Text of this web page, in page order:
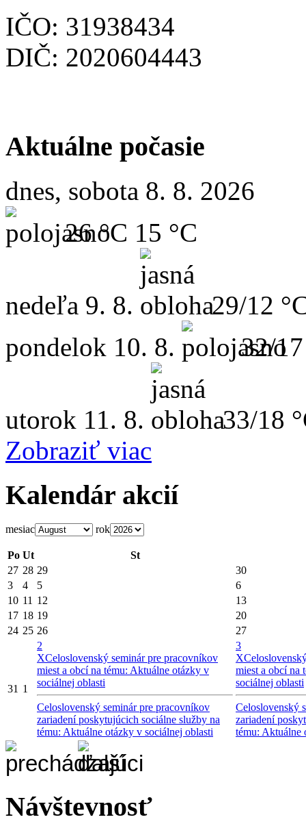
IČO: 31938434
DIČ: 2020604443
Aktuálne počasie
dnes, sobota 8. 8. 2026
26 °C 15 °C
nedeľa 9. 8.
29/12
pondelok 10. 8. 32/
utorok 11. 8.
33/18
Zobraziť viac
Kalendár akcií
mesiac rok
Po Ut
St
27 28 29
30
3
4 5
6
10 11 12
13
17 18 19
20
24 25 26 27
31 1
2
XCeloslovenský seminár pre pracovníkov
miest a obcí na tému: Aktuálne otázky v
sociálnej oblasti
Celoslovenský seminár pre pracovníkov
zariadení poskytujúcich sociálne služby na
tému: Aktuálne otázky v sociálnej oblasti
3
X
miest a obcí na
sociálnej oblasti
Celoslovenský
zariadení
tému: Aktuálne
Návštevnosť